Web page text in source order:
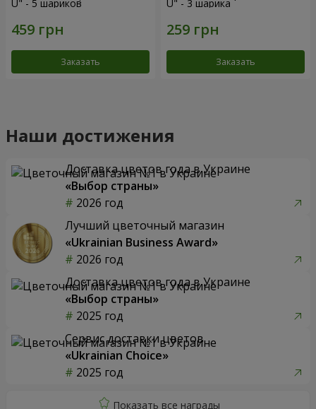
U" - 5 шариков
Заказать
U" - 3 шарика
Заказать
Наши достижения
Доставка цветов года в Украине
«Выбор страны»
2026 год
Лучший цветочный магазин
«Ukrainian Business Award»
2026 год
Доставка цветов года в Украине
«Выбор страны»
2025 год
Сервис доставки цветов
«Ukrainian Choice»
2025 год